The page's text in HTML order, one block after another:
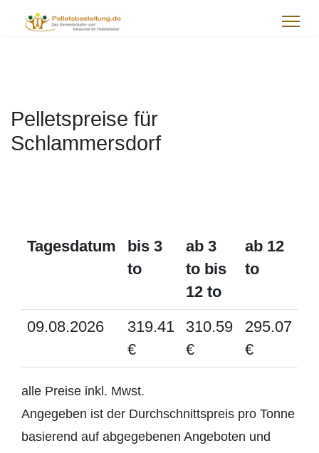
Pelletspreise für
Schlammersdorf
Tagesdatum
bis 3
to
ab 3
to bis
12 to
ab 12
to
09.08.2026
319.41
€
310.59
€
295.07
€
alle Preise inkl. Mwst.
Angegeben ist der Durchschnittspreis pro Tonne
basierend auf abgegebenen Angeboten und